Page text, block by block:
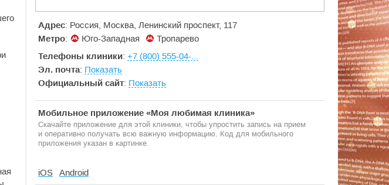
Адрес: Россия, Москва, Ленинский проспект, 117
Метро: Юго-Западная
Тропарево
Телефоны клиники: +7 (800) 555-04-...
Эл. почта: Показать
Официальный сайт: Показать
Мобильное приложение «Моя любимая клиника»
Скачайте приложение для этой клиники, чтобы упростить запись на прием
и оперативно получать всю важную информацию. Код для мобильного
приложения указан в картинке.
iOS Android